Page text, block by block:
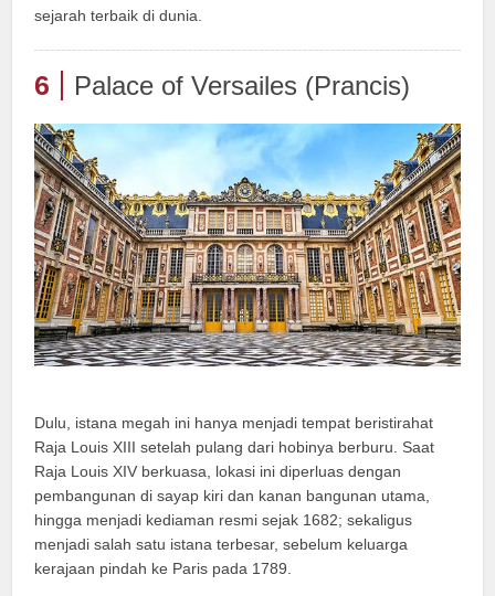
sejarah terbaik di dunia.
6 Palace of Versailes (Prancis)
Dulu, istana megah ini hanya menjadi tempat beristirahat
Raja Louis XIII setelah pulang dari hobinya berburu. Saat
Raja Louis XIV berkuasa, lokasi ini diperluas dengan
pembangunan di sayap kiri dan kanan bangunan utama,
hingga menjadi kediaman resmi sejak 1682; sekaligus
menjadi salah satu istana terbesar, sebelum keluarga
kerajaan pindah ke Paris pada 1789.